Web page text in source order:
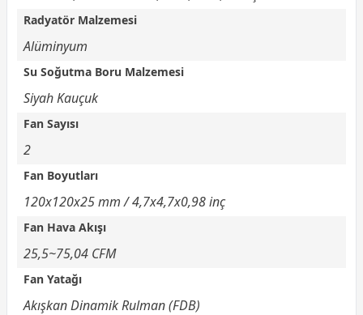
Radyatör Malzemesi
Alüminyum
Su Soğutma Boru Malzemesi
Siyah Kauçuk
Fan Sayısı
2
Fan Boyutları
120x120x25 mm / 4,7x4,7x0,98 inç
Fan Hava Akışı
25,5~75,04 CFM
Fan Yatağı
Akışkan Dinamik Rulman (FDB)